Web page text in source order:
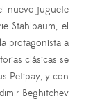
nuevo juguete
Stahlbaum, el
protagonista a
clásicas se
Petipay, y con
Beghitchev